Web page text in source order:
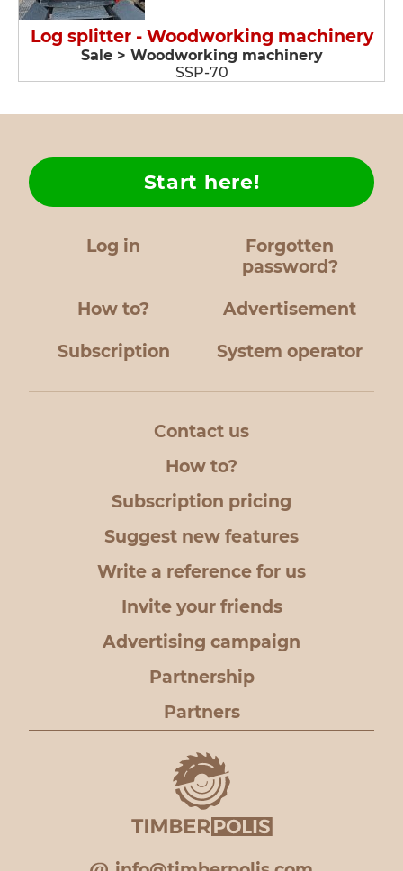
Log splitter - Woodworking machinery
Sale > Woodworking machinery
SSP-70
Log in
Forgotten
password?
How to?
Start here!
Advertisement
Subscription System operator
Contact us
How to?
Subscription pricing
Suggest new features
Write a reference for us
Invite your friends
Advertising campaign
Partnership
Partners